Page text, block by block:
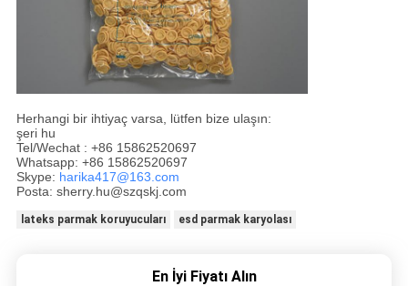
Herhangi bir ihtiyaç varsa, lütfen bize ulaşın:
şeri hu
Tel/Wechat : +86 15862520697
Whatsapp: +86 15862520697
Skype: harika417@163.com
Posta: sherry.hu@szqskj.com
lateks parmak koruyucuları esd parmak karyolası
En İyi Fiyatı Alın